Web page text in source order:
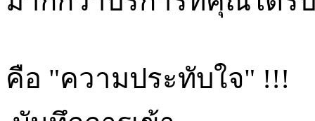
คือ "ความประทับใจ" !!!